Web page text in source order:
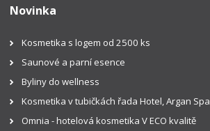
Novinka
Kosmetika s logem od 2500 ks
Saunové a parní esence
Byliny do wellness
Kosmetika v tubičkách řada Hotel, Argan Spa
Omnia - hotelová kosmetika V ECO kvalitě